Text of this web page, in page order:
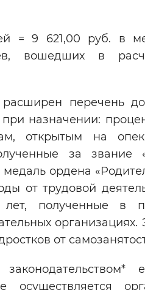
= 9 621,00 руб. в
вошедших в
перечень
назначении:
открытым на
за звание
ордена
от трудовой
полученные в
организациях.
от
осуществляется